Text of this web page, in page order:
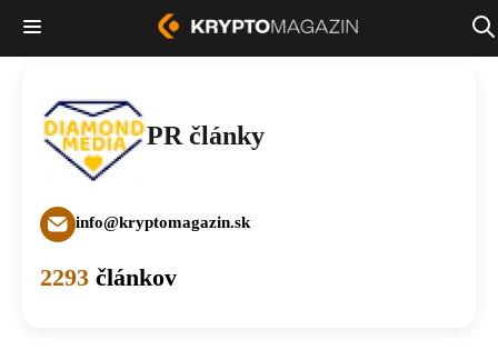
PR články
info@kryptomagazin.sk
2293 článkov